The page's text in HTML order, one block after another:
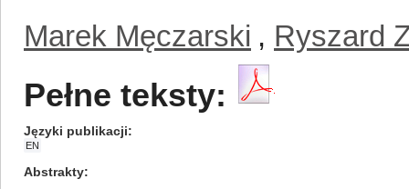
Marek Męczarski , Ryszard
Pełne teksty:
Języki publikacji
EN
Abstrakty